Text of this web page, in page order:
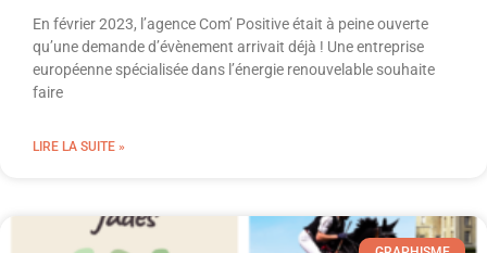
En février 2023, l’agence Com’ Positive était à peine ouverte
qu’une demande d’évènement arrivait déjà ! Une entreprise
européenne spécialisée dans l’énergie renouvelable souhaite
faire
LIRE LA SUITE »